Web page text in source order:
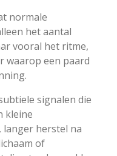
normale
het aantal
vooral het ritme,
waarop een paard
signalen die
kleine
langer herstel na
of